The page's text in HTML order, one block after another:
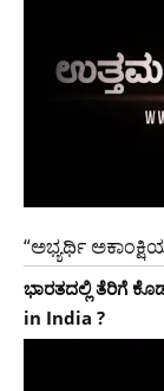
“ಅಭ್ಯರ್ಥಿ
ಭಾರತದಲ್ಲಿ ತೆರಿಗೆ
in India ?